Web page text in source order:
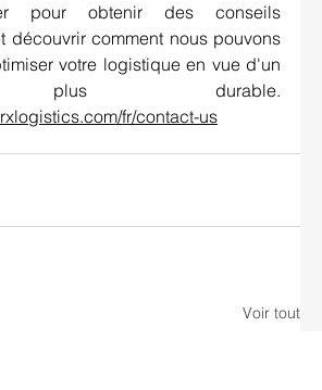
pour obtenir des conseils
découvrir comment nous pouvons
votre logistique en vue d'un
fr/contact-us
Voir tout